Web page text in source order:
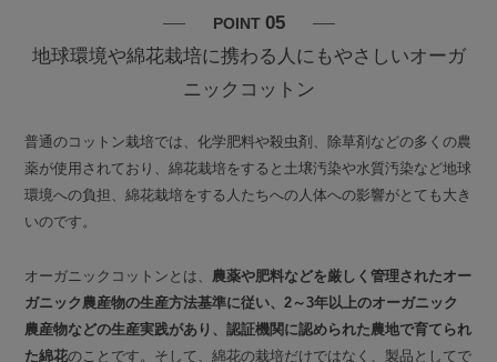
POINT 05
地球環境や綿花栽培に携わる人にもやさしいオーガ
ニックコットン
普通のコットン栽培では、化学肥料や殺虫剤、除草剤などの多くの農
薬が使用されており、綿花栽培をすると土壌汚染や水質汚染など地球
環境への負担、綿花栽培をする人たちへの人体への影響がとても大き
いのです。
オーガニックコットンとは、 農薬や肥料などを厳しく管理されたオー
ガニック農産物の生産方法基準に従い、2～3年以上のオーガニック
農産物などの生産実践があり、認証機関に認められた農地で育てられ
た綿花のことです。そして、綿花の栽培だけではなく、製品としてで